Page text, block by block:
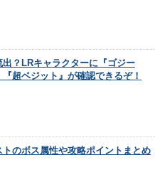
出？LRキャラクターに『ゴジー
超ベジット』が確認できるぞ！
のボス属性や攻略ポイントまとめ